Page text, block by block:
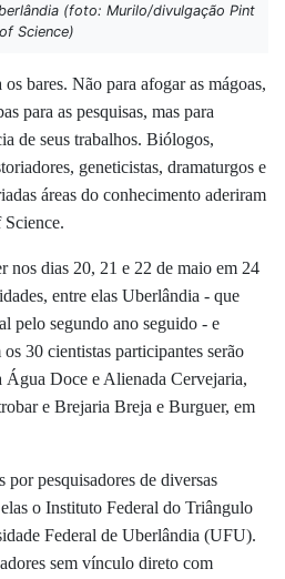
(foto: Murilo/divulgação Pint
of Science)
bares. Não para afogar as mágoas,
para as pesquisas, mas para
de seus trabalhos. Biólogos,
geneticistas, dramaturgos e
áreas do conhecimento aderiram
nos dias 20, 21 e 22 de maio em 24
entre elas Uberlândia - que
pelo segundo ano seguido - e
30 cientistas participantes serão
Água Doce e Alienada Cervejaria,
e Brejaria Breja e Burguer, em
por pesquisadores de diversas
o Instituto Federal do Triângulo
Federal de Uberlândia (UFU).
sem vínculo direto com